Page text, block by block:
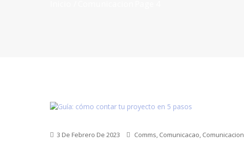
3 De Febrero De 2023 Comms, Comunicacao, Comunicacion